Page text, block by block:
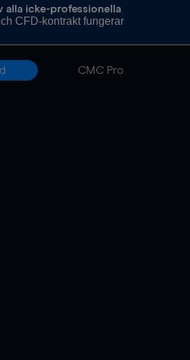
alla icke-professionella
CFD-kontrakt fungerar
CMC Pro